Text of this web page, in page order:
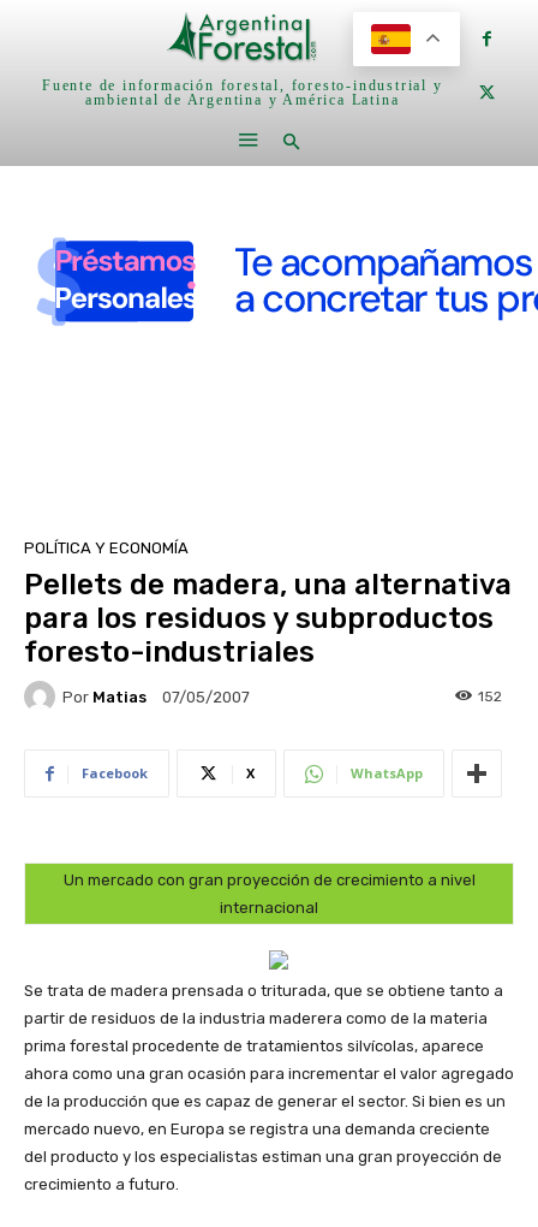
Fuente de información forestal, foresto-industrial y
ambiental de Argentina y América Latina
POLÍTICA Y ECONOMÍA
Pellets de madera, una alternativa
para los residuos y subproductos
foresto-industriales
Por Matias 07/05/2007 152
Facebook X WhatsApp
Un mercado con gran proyección de crecimiento a nivel
internacional
Se trata de madera prensada o triturada, que se obtiene tanto a
partir de residuos de la industria maderera como de la materia
prima forestal procedente de tratamientos silvícolas, aparece
ahora como una gran ocasión para incrementar el valor agregado
de la producción que es capaz de generar el sector. Si bien es un
mercado nuevo, en Europa se registra una demanda creciente
del producto y los especialistas estiman una gran proyección de
crecimiento a futuro.